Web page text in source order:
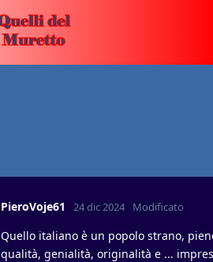
PieroVoje61 24 dic 2024 Modificato
Quello italiano è un popolo strano,
qualità, genialità, originalità e ...